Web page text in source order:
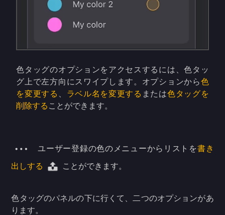
色タッグのオプションをアクセスするには、色タッ
グ上で左方向にスワイプします。オプションから色
を変更する
ラベル名を変更する または色タッグを
削除する ことができます。
ユーザー登録の色のメニューからリストを書き
出しする ことができます。
色タッグのパネルの下に行くて、二つのオプションがあ
ります。